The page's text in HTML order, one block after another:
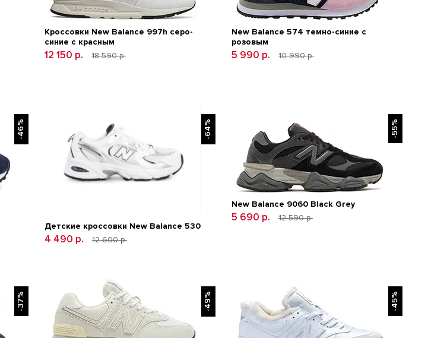
Кроссовки New Balance 997h серо-
синие с красным
12 150 р. 18 590 р.
New Balance 574 темно-синие с
розовым
5 990 р. 10 990 р.
-46% -64%
Детские кроссовки New Balance 530
4 490 р. 12 600 р.
-55%
New Balance 9060 Black Grey
5 690 р. 12 590 р.
-37% -49% -45%